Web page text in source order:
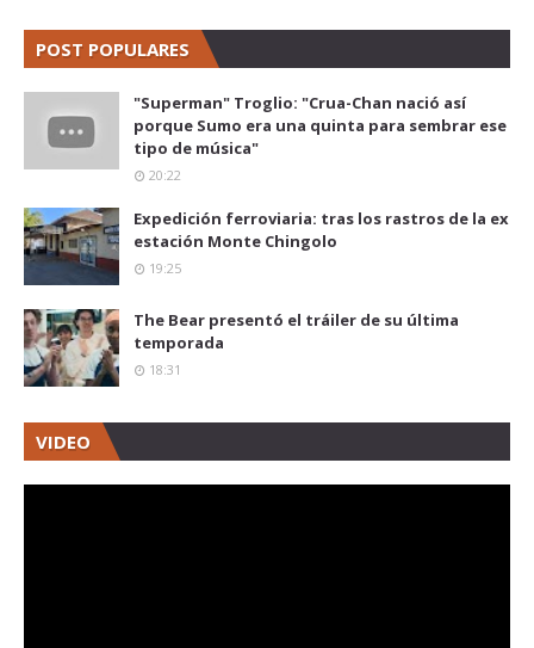
POST POPULARES
"Superman" Troglio: "Crua-Chan nació así
porque Sumo era una quinta para sembrar ese
tipo de música"
20:22
Expedición ferroviaria: tras los rastros de la ex
estación Monte Chingolo
19:25
The Bear presentó el tráiler de su última
temporada
18:31
VIDEO